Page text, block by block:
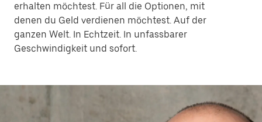
erhalten möchtest. Für all die Optionen, mit
denen du Geld verdienen möchtest. Auf der
ganzen Welt. In Echtzeit. In unfassbarer
Geschwindigkeit und sofort.